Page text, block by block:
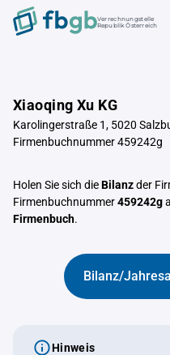
Verrechnungstelle
Republik Österreich
Xiaoqing Xu KG
Karolingerstraße 1, 5020
Firmenbuchnummer 459242g
Holen Sie sich dieBilanzder
Firmenbuchnummer459242g
Firmenbuch.
Bilanz/
Hinweis